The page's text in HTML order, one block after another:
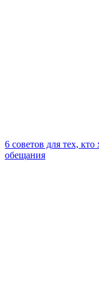
6 советов для тех,
обещания